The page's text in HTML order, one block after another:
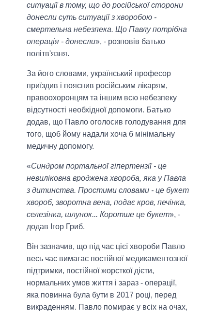
ситуації в тому, що до російської сторони
донесли суть ситуації з хворобою -
смертельна небезпека. Що Павлу потрібна
операція - донесли», - розповів батько
політв'язня.
За його словами, український професор
приїздив і пояснив російським лікарям,
правоохоронцям та іншим всю небезпеку
відсутності необхідної допомоги. Батько
додав, що Павло оголосив голодування для
того, щоб йому надали хоча б мінімальну
медичну допомогу.
«Синдром портальної гіпертензії - це
невиліковна вроджена хвороба, яка у Павла
з дитинства. Простими словами - це букет
хвороб, зворотна вена, подає кров, печінка,
селезінка, шлунок... Коротше це букет», -
додав Ігор Гриб.
Він зазначив, що під час цієї хвороби Павло
весь час вимагає постійної медикаментозної
підтримки, постійної жорсткої дієти,
нормальних умов життя і зараз - операції,
яка повинна була бути в 2017 році, перед
викраденням. Павло помирає у всіх на очах,